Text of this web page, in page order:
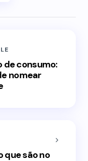
de consumo:
nomear
que são no